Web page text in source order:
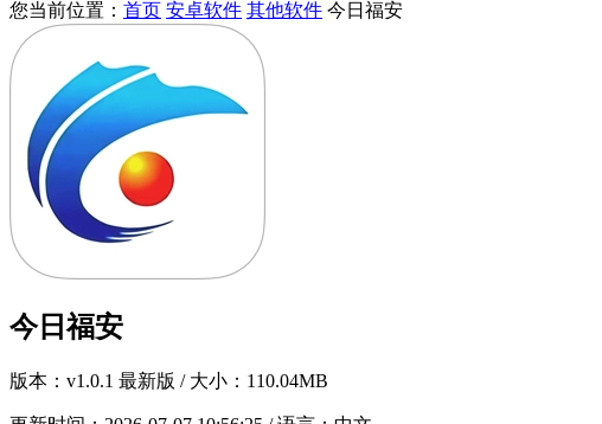
您当前位置： 首页 安卓软件 其他软件 今日福安
今日福安
版本： v1.0.1 最新版 / 大小：110.04MB